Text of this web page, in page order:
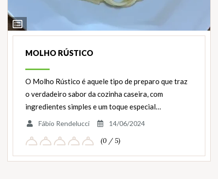
Ver
Ingredientes
MOLHO RÚSTICO
O Molho Rústico é aquele tipo de preparo que traz
o verdadeiro sabor da cozinha caseira, com
ingredientes simples e um toque especial…
Fábio Rendelucci 14/06/2024
(0 / 5)